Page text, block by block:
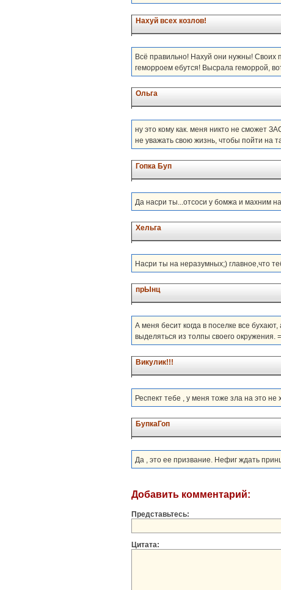
Нахуй всех козлов!
Всё правильно! Нахуй они нужны!
геморроем ебутся! Высрала геморрой,
Ольга
ну это кому как. меня никто не сможет
не уважать свою жизнь, чтобы пойти на
Гопка Буп
Да насри ты...отсоси у бомжа и махним
Хельга
Насри ты на неразумных;) главное,что
прЫнц
А меня бесит когда в поселке все
выделяться из толпы своего окружения.
Викулик!!!
Респект тебе , у меня тоже зла на это не
БупкаГоп
Да , это ее призвание. Нефиг ждать
Добавить комментарий:
Представьтесь:
Цитата: